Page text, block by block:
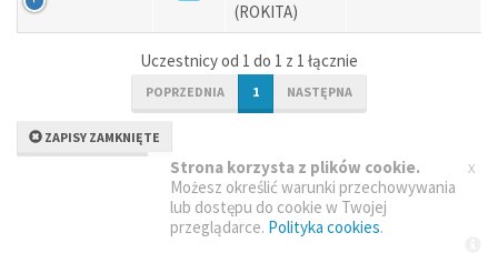
(ROKITA)
Uczestnicy od 1 do 1 z 1 łącznie
POPRZEDNIA 1 NASTĘPNA
ZAPISY ZAMKNIĘTE
Strona korzysta z plików cookie.
Możesz określić warunki przechowywania
lub dostępu do cookie w Twojej
przeglądarce. Polityka cookies.
x